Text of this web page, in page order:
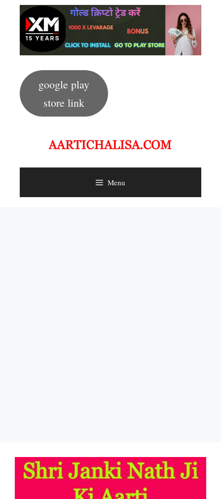
content
google play
store link
Menu